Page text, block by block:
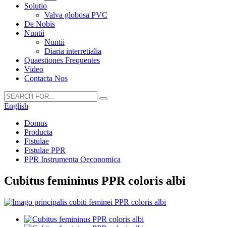
Solutio
Valva globosa PVC
De Nobis
Nuntii
Nuntii
Diaria interretialia
Quaestiones Frequentes
Video
Contacta Nos
English
Domus
Producta
Fistulae
Fistulae PPR
PPR Instrumenta Oeconomica
Cubitus femininus PPR coloris albi